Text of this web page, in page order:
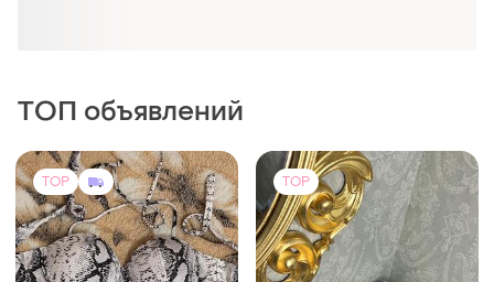
ТОП объявлений
TOP TOP